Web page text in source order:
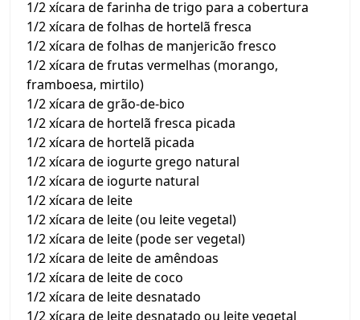
1/2 xícara de farinha de trigo para a cobertura
1/2 xícara de folhas de hortelã fresca
1/2 xícara de folhas de manjericão fresco
1/2 xícara de frutas vermelhas (morango,
framboesa, mirtilo)
1/2 xícara de grão-de-bico
1/2 xícara de hortelã fresca picada
1/2 xícara de hortelã picada
1/2 xícara de iogurte grego natural
1/2 xícara de iogurte natural
1/2 xícara de leite
1/2 xícara de leite (ou leite vegetal)
1/2 xícara de leite (pode ser vegetal)
1/2 xícara de leite de amêndoas
1/2 xícara de leite de coco
1/2 xícara de leite desnatado
1/2 xícara de leite desnatado ou leite vegetal